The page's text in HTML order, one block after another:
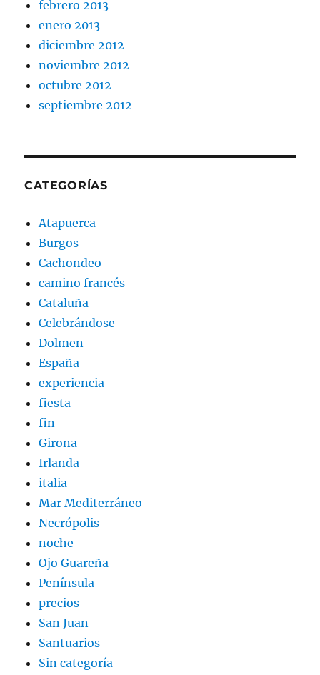
febrero 2013
enero 2013
diciembre 2012
noviembre 2012
octubre 2012
septiembre 2012
CATEGORÍAS
Atapuerca
Burgos
Cachondeo
camino francés
Cataluña
Celebrándose
Dolmen
España
experiencia
fiesta
fin
Girona
Irlanda
italia
Mar Mediterráneo
Necrópolis
noche
Ojo Guareña
Península
precios
San Juan
Santuarios
Sin categoría